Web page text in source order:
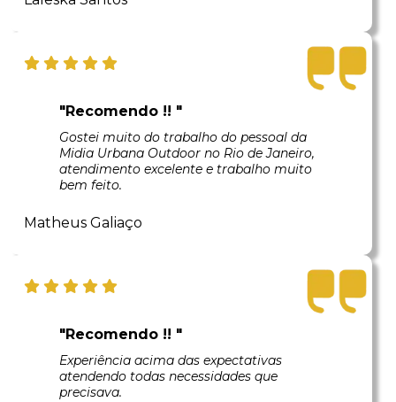
"Recomendo !! "
Gostei muito do trabalho do pessoal da
Midia Urbana Outdoor no Rio de Janeiro,
atendimento excelente e trabalho muito
bem feito.
Matheus Galiaço
"Recomendo !! "
Experiência acima das expectativas
atendendo todas necessidades que
precisava.